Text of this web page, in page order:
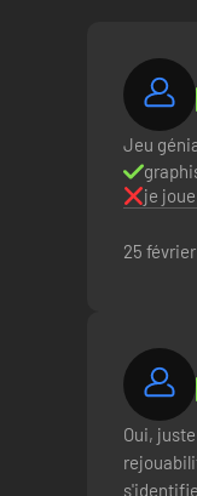
Jeu
je
25
Oui,